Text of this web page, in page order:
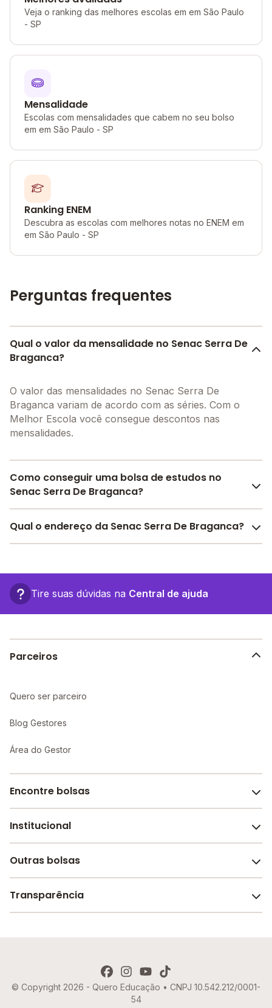
Veja o ranking das melhores escolas em em São Paulo
- SP
Mensalidade
Escolas com mensalidades que cabem no seu bolso
em em São Paulo - SP
Ranking ENEM
Descubra as escolas com melhores notas no ENEM em
em São Paulo - SP
Perguntas frequentes
Qual o valor da mensalidade no Senac Serra De
Braganca?
O valor das mensalidades no Senac Serra De
Braganca variam de acordo com as séries. Com o
Melhor Escola você consegue descontos nas
mensalidades.
Como conseguir uma bolsa de estudos no
Senac Serra De Braganca?
Pesquise bolsas disponíveis no Melhor Escola e
Qual o endereço da Senac Serra De Braganca?
SP.
Tire suas dúvidas na Central de ajuda
Parceiros
Quero ser parceiro
Blog Gestores
Área do Gestor
Encontre bolsas
Melhores escolas de São Paulo
Escolas por cidade e bairro
Institucional
Sobre o Melhor Escola
Revista Melhor Escola
Outras bolsas
Faculdades e universidades
Transparência
Política de Cookies
© Copyright 2026 - Quero Educação • CNPJ 10.542.212/0001-
54